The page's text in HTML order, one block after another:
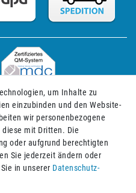
AGB
um Inhalte zu
einzubinden und den Website-
wir personenbezogene
mit Dritten. Die
oder aufgrund berechtigten
Sie jederzeit ändern oder
in unserer Daten­schutz­